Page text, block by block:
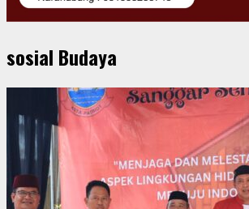
sosial Budaya